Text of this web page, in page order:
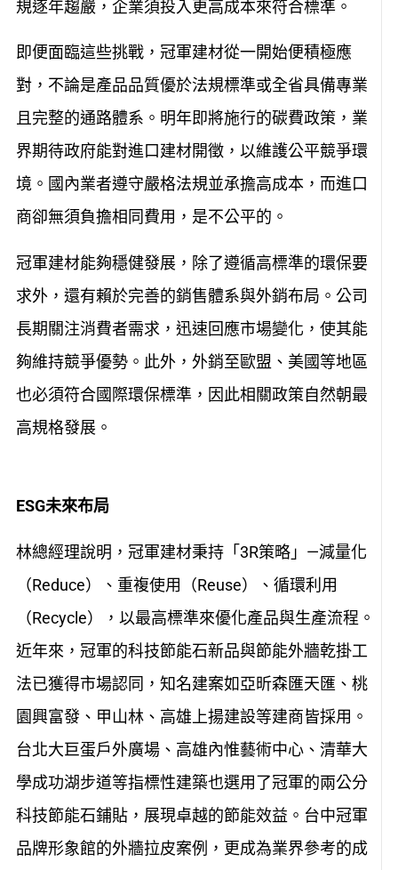
規逐年趨嚴，企業須投入更高成本來符合標準。
即便面臨這些挑戰，冠軍建材從一開始便積極應
對，不論是產品品質優於法規標準或全省具備專業
且完整的通路體系。明年即將施行的碳費政策，業
界期待政府能對進口建材開徵，以維護公平競爭環
境。國內業者遵守嚴格法規並承擔高成本，而進口
商卻無須負擔相同費用，是不公平的。
冠軍建材能夠穩健發展，除了遵循高標準的環保要
求外，還有賴於完善的銷售體系與外銷布局。公司
長期關注消費者需求，迅速回應市場變化，使其能
夠維持競爭優勢。此外，外銷至歐盟、美國等地區
也必須符合國際環保標準，因此相關政策自然朝最
高規格發展。
ESG未來布局
林總經理說明，冠軍建材秉持「3R策略」—減量化
（Reduce）、重複使用（Reuse）、循環利用
（Recycle），以最高標準來優化產品與生產流程。
近年來，冠軍的科技節能石新品與節能外牆乾掛工
法已獲得市場認同，知名建案如亞昕森匯天匯、桃
園興富發、甲山林、高雄上揚建設等建商皆採用。
台北大巨蛋戶外廣場、高雄內惟藝術中心、清華大
學成功湖步道等指標性建築也選用了冠軍的兩公分
科技節能石鋪貼，展現卓越的節能效益。台中冠軍
品牌形象館的外牆拉皮案例，更成為業界參考的成